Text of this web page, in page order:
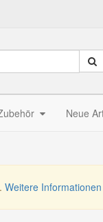
Neue
Weitere Informationen